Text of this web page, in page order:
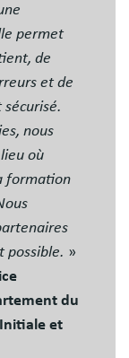
permet
de
et de
nous
où
formation
possible. »
du
et